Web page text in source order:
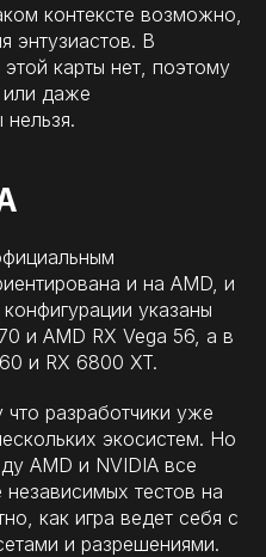
контексте возможно,
энтузиастов. В
карты нет, поэтому
или даже
и на AMD, и
указаны
и AMD RX Vega 56, а в
и RX 6800 XT.
разработчики уже
экосистем. Но
AMD и NVIDIA все
тестов на
как игра ведет себя с
и разрешениями.